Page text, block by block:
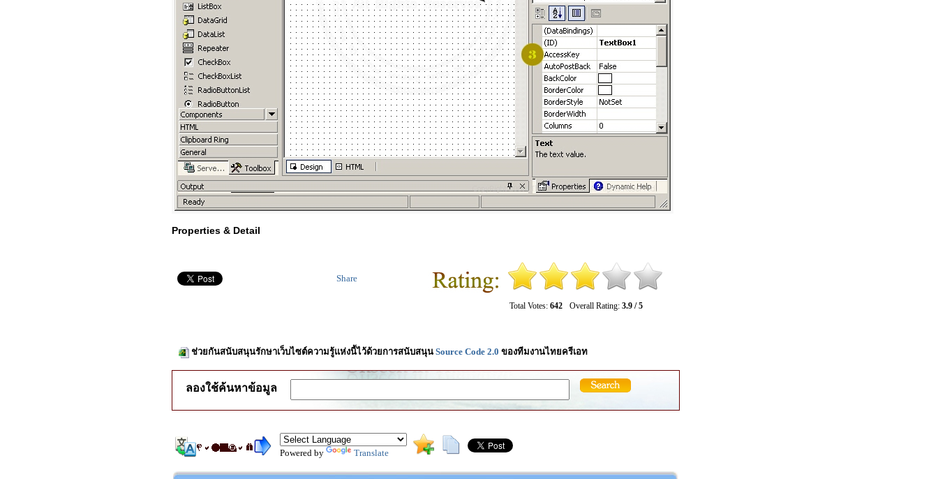
Properties & Detail
Total Votes: 642 Overall Rating: 3.9 / 5
Share
ช่วยกันสนับสนุนรักษาเว็บไซต์ความรู้แห่งนี้ไว้ด้วยการสนับสนุน Source Code 2.0 ของทีมงานไทยครีเอท
ลองใช้ค้นหาข้อมูล
Powered by Translate